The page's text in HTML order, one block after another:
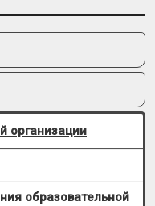
организации
образовательной